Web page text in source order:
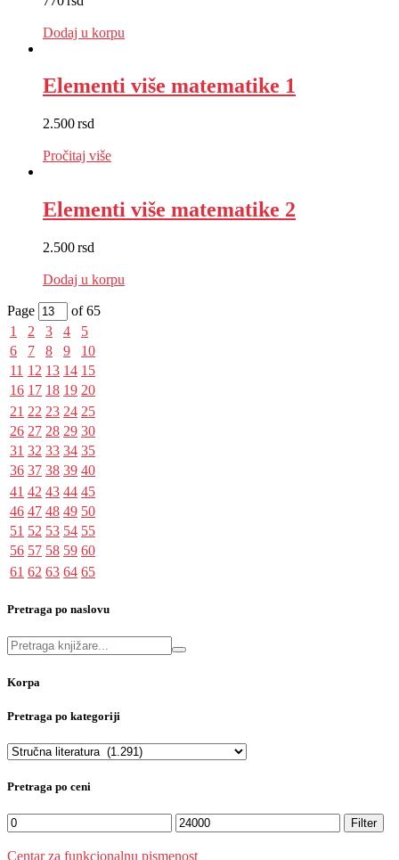
Dodaj u korpu
Elementi više matematike 1
2.500rsd
Pročitaj više
Elementi više matematike 2
2.500rsd
Dodaj u korpu
Page
of 65
1
2 3 4
5
6
7 8 9
10
11 12 13 14 15
16 17 18 19 20
21 22 23 24 25
26 27 28 29 30
31 32 33 34 35
36 37 38 39 40
41 42 43 44 45
46 47 48 49 50
51 52 53 54 55
56 57 58 59 60
61 62 63 64 65
Pretraga po naslovu
Korpa
Pretraga po kategoriji
Pretraga po ceni
Filter
Centar za funkcionalnu pismenost